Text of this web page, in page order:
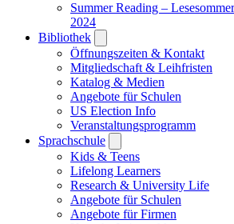
Summer Reading –
2024
Bibliothek
submenu
Öffnungszeiten & Kontakt
Mitgliedschaft & Leihfristen
Katalog & Medien
Angebote für Schulen
US Election Info
Veranstaltungsprogramm
Sprachschule
submenu
Kids & Teens
Lifelong Learners
Research & University Life
Angebote für Schulen
Angebote für Firmen